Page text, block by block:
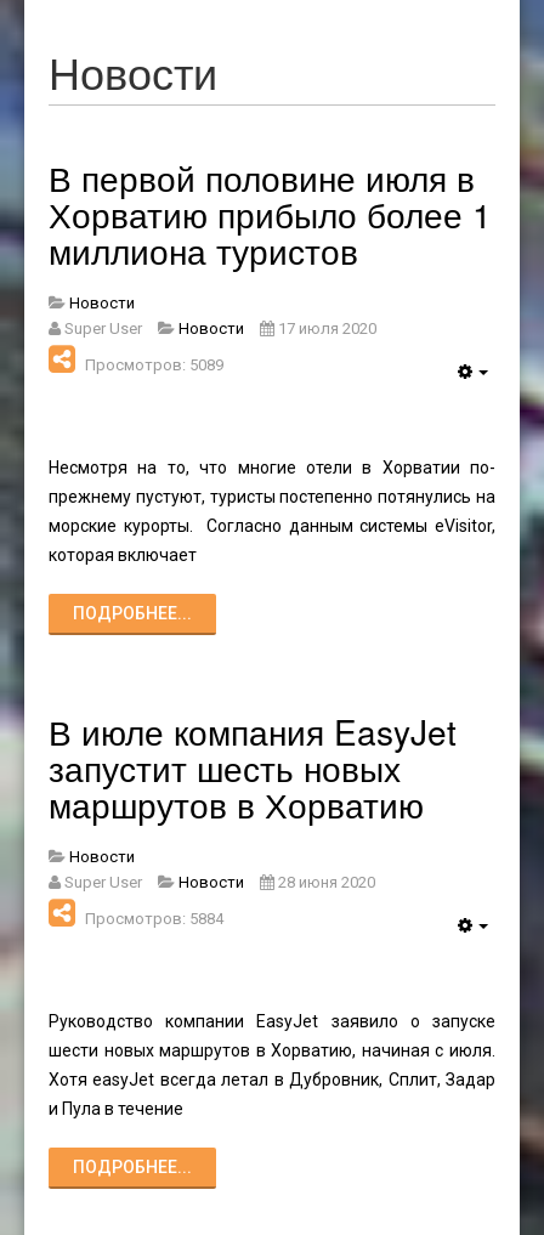
Новости
В первой половине июля в
Хорватию прибыло более 1
миллиона туристов
Новости
Super User
Новости
17 июля 2020
Просмотров: 5089
Несмотря на то, что многие отели в Хорватии по-
прежнему пустуют, туристы постепенно потянулись на
морские курорты. Согласно данным системы eVisitor,
которая включает
ПОДРОБНЕЕ...
В июле компания EasyJet
запустит шесть новых
маршрутов в Хорватию
Новости
Super User
Новости
28 июня 2020
Просмотров: 5884
Руководство компании EasyJet заявило о запуске
шести новых маршрутов в Хорватию, начиная с июля.
Хотя easyJet всегда летал в Дубровник, Сплит, Задар
и Пула в течение
ПОДРОБНЕЕ...